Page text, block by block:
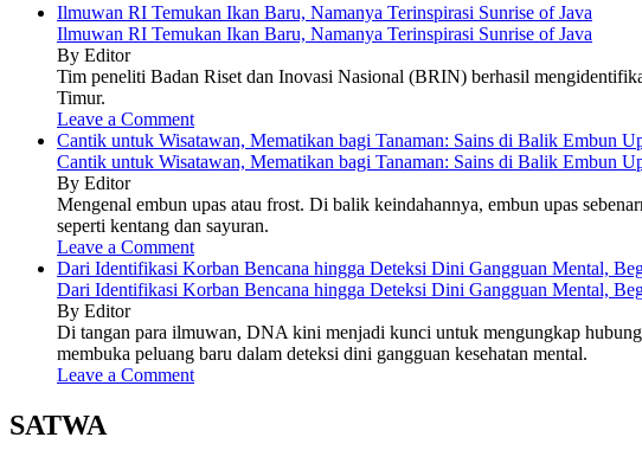
Ilmuwan RI Temukan Ikan Baru, Namanya Terinspirasi Sunrise of Java
Ilmuwan RI Temukan Ikan Baru, Namanya Terinspirasi Sunrise of Java
By Editor
Tim peneliti Badan Riset dan Inovasi Nasional (BRIN) berhasil
Timur.
Leave a Comment
Cantik untuk Wisatawan, Mematikan bagi Tanaman: Sains di Balik Embun
Cantik untuk Wisatawan, Mematikan bagi Tanaman: Sains di Balik Embun
By Editor
Mengenal embun upas atau frost. Di balik keindahannya, embun upas
seperti kentang dan sayuran.
Leave a Comment
Dari Identifikasi Korban Bencana hingga Deteksi Dini Gangguan Mental,
Dari Identifikasi Korban Bencana hingga Deteksi Dini Gangguan Mental,
By Editor
Di tangan para ilmuwan, DNA kini menjadi kunci untuk mengungkap
membuka peluang baru dalam deteksi dini gangguan kesehatan mental.
Leave a Comment
SATWA